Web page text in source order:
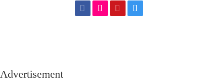
Advertisement